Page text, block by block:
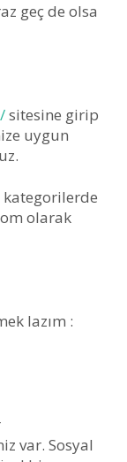
geç de olsa
sitesine girip
uygun
kategorilerde
olarak
lazım :
var. Sosyal